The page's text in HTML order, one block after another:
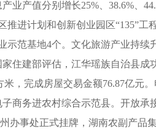
产值分别增长25%、38.6%、
进计划和创新创业园区“135”工
范基地4个。文化旅游产业持
住建部评估，江华瑶族自治县
，完成房屋交易金额76.87亿元
商务进农村综合示范县。开放
办事处正式挂牌，湖南农副产品